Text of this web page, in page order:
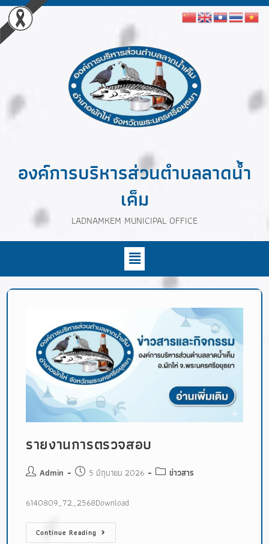
องค์การบริหารส่วนตำบลลาดน้ำ
เค็ม
LADNAMKEM MUNICIPAL OFFICE
รายงานการตรวจสอบ
Admin 5 มิถุนายน 2026 ข่าวสาร
6140809_72_2568Download
Continue Reading